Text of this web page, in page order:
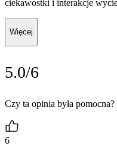
ciekawostki i interakcje
Więcej
5.0/6
Czy ta opinia była pomocna?
6